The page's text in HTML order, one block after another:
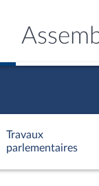
Travaux
parlementaires